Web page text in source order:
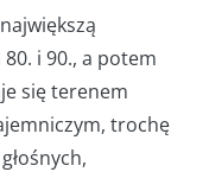
i 90., a potem
się terenem
trochę